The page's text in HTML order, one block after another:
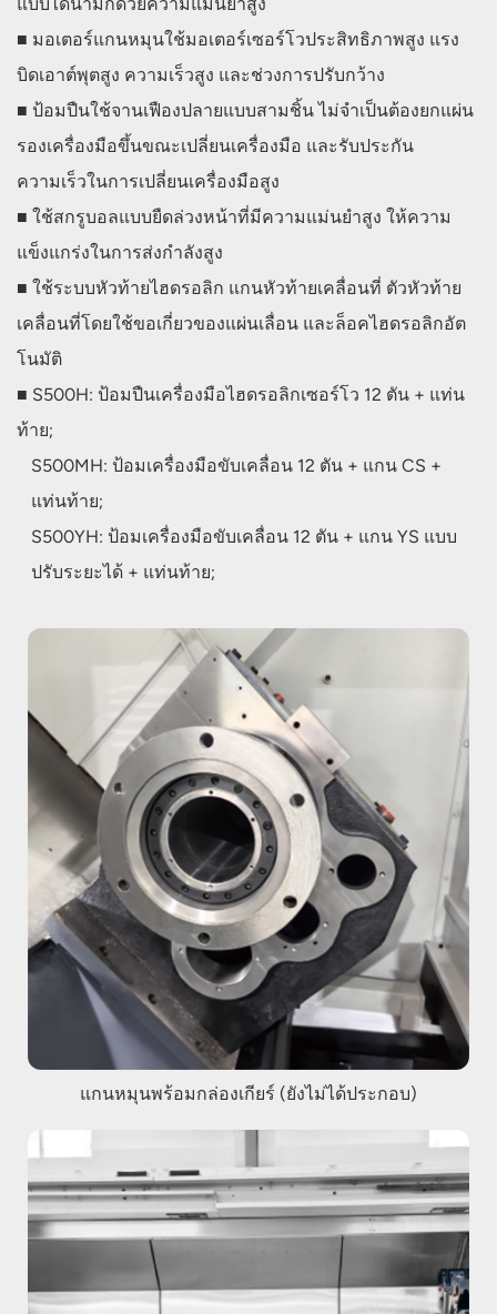
■ มอเตอร์แกนหมุนใช้มอเตอร์เซอร์โวประสิทธิภาพสูง แรง
บิดเอาต์พุตสูง ความเร็วสูง และช่วงการปรับกว้าง
■ ป้อมปืนใช้จานเฟืองปลายแบบสามชิ้น ไม่จำเป็นต้องยกแผ่น
รองเครื่องมือขึ้นขณะเปลี่ยนเครื่องมือ และรับประกัน
ความเร็วในการเปลี่ยนเครื่องมือสูง
■ ใช้สกรูบอลแบบยืดล่วงหน้าที่มีความแม่นยำสูง ให้ความ
แข็งแกร่งในการส่งกำลังสูง
■ ใช้ระบบหัวท้ายไฮดรอลิก แกนหัวท้ายเคลื่อนที่ ตัวหัวท้าย
เคลื่อนที่โดยใช้ขอเกี่ยวของแผ่นเลื่อน และล็อคไฮดรอลิกอัต
โนมัติ
■ S500H: ป้อมปืนเครื่องมือไฮดรอลิกเซอร์โว 12 ตัน + แท่น
ท้าย;
S500MH: ป้อมเครื่องมือขับเคลื่อน 12 ตัน + แกน CS +
แท่นท้าย;
S500YH: ป้อมเครื่องมือขับเคลื่อน 12 ตัน + แกน YS แบบ
ปรับระยะได้ + แท่นท้าย;
แกนหมุนพร้อมกล่องเกียร์ (ยังไม่ได้ประกอบ)